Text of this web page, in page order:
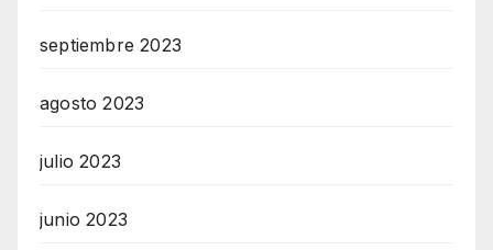
septiembre 2023
agosto 2023
julio 2023
junio 2023